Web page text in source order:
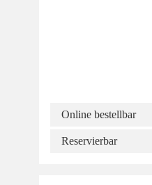
Online bestellbar
Reservierbar